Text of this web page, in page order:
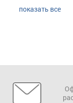
показать все